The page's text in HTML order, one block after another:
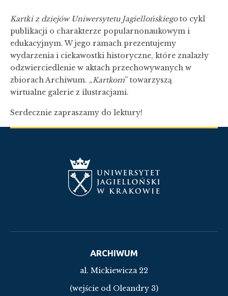
Kartki z dziejów Uniwersytetu Jagiellońskiego to cykl
publikacji o charakterze popularnonaukowym i
edukacyjnym. W jego ramach prezentujemy
wydarzenia i ciekawostki historyczne, które znalazły
odzwierciedlenie w aktach przechowywanych w
zbiorach Archiwum. „Kartkom” towarzyszą
wirtualne galerie z ilustracjami.
Serdecznie zapraszamy do lektury!
ARCHIWUM
al. Mickiewicza 22
(wejście od Oleandry 3)